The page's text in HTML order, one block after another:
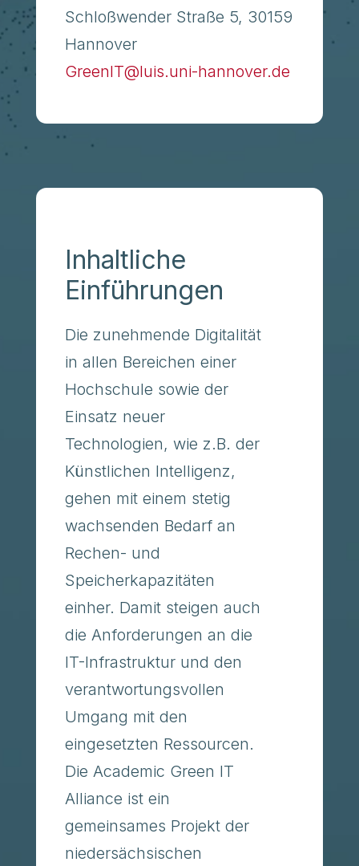
Schloßwender Straße 5, 30159
Hannover
GreenIT@luis.uni-hannover.de
Inhaltliche
Einführungen
Die zunehmende Digitalität
in allen Bereichen einer
Hochschule sowie der
Einsatz neuer
Technologien, wie z.B. der
Künstlichen Intelligenz,
gehen mit einem stetig
wachsenden Bedarf an
Rechen- und
Speicherkapazitäten
einher. Damit steigen auch
die Anforderungen an die
IT-Infrastruktur und den
verantwortungsvollen
Umgang mit den
eingesetzten Ressourcen.
Die Academic Green IT
Alliance ist ein
gemeinsames Projekt der
niedersächsischen